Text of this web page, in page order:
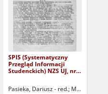
- red. Jachimczak, Violeta - red.
SPIS (Systematyczny
Przegląd Informacji
Studenckich) NZS UJ, nr
Pasieka, Dariusz - red. Maciąg,